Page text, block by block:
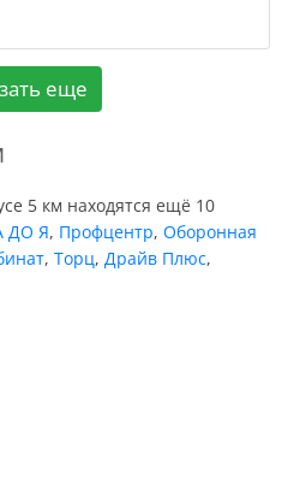
еще
5 км находятся ещё 10
ДО Я, Профцентр, Оборонная
, Торц, Драйв Плюс,